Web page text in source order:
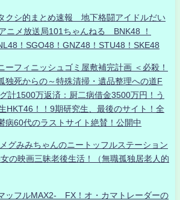
クシ的まとめ速報 地下格闘アイドルだい
ニメ放送局101ちゃんねる BNK48 ！
！SGO48！GNZ48！STU48！SKE48
ーフィニッシュゴミ屋敷補完計画 ＜必殺！
独死からの～特殊清掃・遺品整理への道F
計1500万返済：厨二病借金3500万円！う
HKT46！！9期研究生、最後のサイト！全
病60代のラストサイト絶賛！公開中
グみみちゃんのニートッフルステーション
の映画三昧老後生活！（無職孤独居老人的
ッフルMAX2- FX！オ・カマトレーダーの